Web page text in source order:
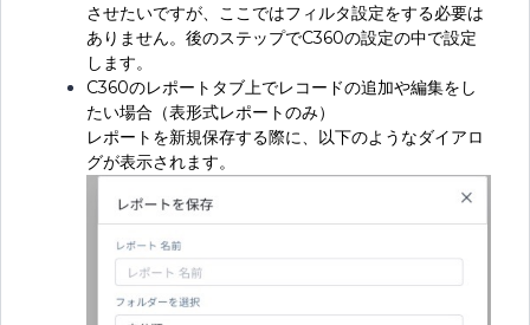
させたいですが、ここではフィルタ設定をする必要は
ありません。後のステップでC360の設定の中で設定
します。
C360のレポートタブ上でレコードの追加や編集をし
たい場合（表形式レポートのみ）
レポートを新規保存する際に、以下のようなダイアロ
グが表示されます。